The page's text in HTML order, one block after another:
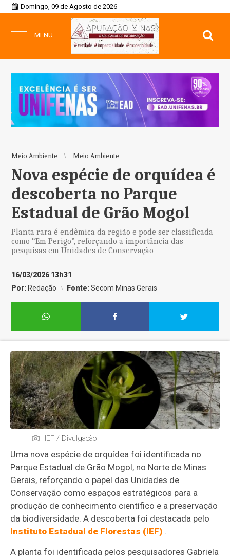
Domingo, 09 de Agosto de 2026
MENU
Meio Ambiente Meio Ambiente
Nova espécie de orquídea é
descoberta no Parque
Estadual de Grão Mogol
Planta rara é endêmica da região e pode ser classificada
como “Em Perigo”, reforçando a importância das
pesquisas em Unidades de Conservação
16/03/2026 13h31
Por: Redação Fonte:Secom Minas Gerais
IEF / Divulgação
Uma nova espécie de orquídea foi identificada no
Parque Estadual de Grão Mogol, no Norte de Minas
Gerais, reforçando o papel das Unidades de
Conservação como espaços estratégicos para a
produção de conhecimento científico e a preservação
da biodiversidade. A descoberta foi destacada pelo
Instituto Estadual de Florestas (IEF) .
A planta foi identificada pelos pesquisadores Gabriela